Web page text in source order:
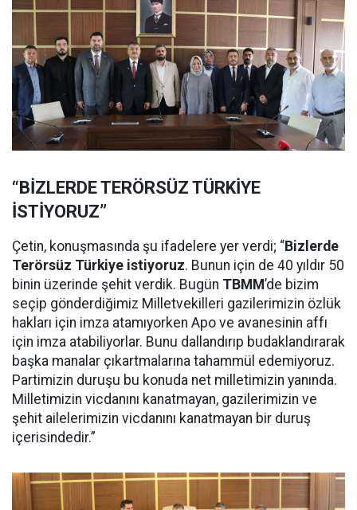
“BİZLERDE TERÖRSÜZ TÜRKİYE
İSTİYORUZ”
Çetin, konuşmasında şu ifadelere yer verdi; “Bizlerde
Terörsüz Türkiye istiyoruz. Bunun için de 40 yıldır 50
binin üzerinde şehit verdik. Bugün TBMM’de bizim
seçip gönderdiğimiz Milletvekilleri gazilerimizin özlük
hakları için imza atamıyorken Apo ve avanesinin affı
için imza atabiliyorlar. Bunu dallandırıp budaklandırarak
başka manalar çıkartmalarına tahammül edemiyoruz.
Partimizin duruşu bu konuda net milletimizin yanında.
Milletimizin vicdanını kanatmayan, gazilerimizin ve
şehit ailelerimizin vicdanını kanatmayan bir duruş
içerisindedir.”